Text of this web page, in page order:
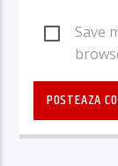
Save